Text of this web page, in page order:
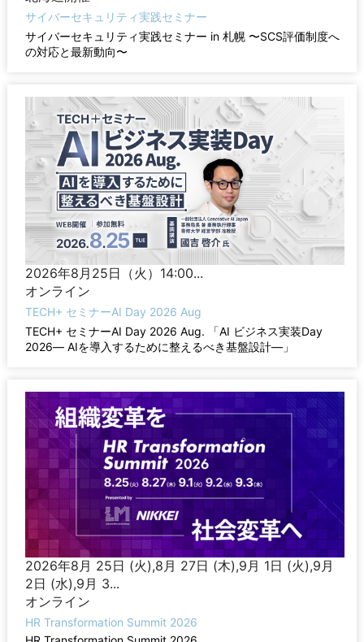
サイバーセキュリティ実践セミナー
サイバーセキュリティ実践セミナー in 札幌 〜SCS評価制度へ
の対応と最新動向〜
2026年8月25日（火）14:00...
オンライン
TECH+ セミナーAI Day 2026 Aug
TECH+ セミナーAI Day 2026 Aug. 「AI ビジネス実装Day
2026― AIを導入するために整えるべき基盤設計―」
2026年8月 25日 (火),8月 27日 (木),9月 1日 (火),9月
2日 (水),9月 3...
オンライン
HR Transformation Summit 2026